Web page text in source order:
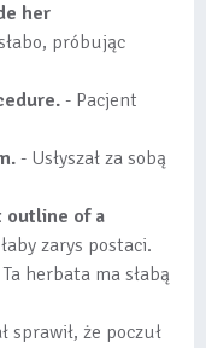
her
próbując
- Pacjent
- Usłyszał za sobą
outline of a
zarys postaci.
herbata ma słabą
sprawił, że poczuł